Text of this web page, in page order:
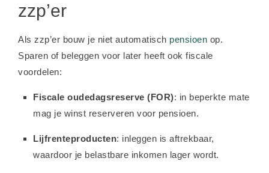
zzp’er
Als zzp’er bouw je niet automatisch pensioen op.
Sparen of beleggen voor later heeft ook fiscale
voordelen:
Fiscale oudedagsreserve (FOR): in beperkte mate
mag je winst reserveren voor pensioen.
Lijfrenteproducten: inleggen is aftrekbaar,
waardoor je belastbare inkomen lager wordt.